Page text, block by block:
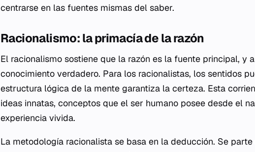
centrarse en las fuentes mismas del saber.
Racionalismo: la primacía de la razón
El racionalismo sostiene que la razón es la fuente principal, y
conocimiento verdadero. Para los racionalistas, los sentidos
estructura lógica de la mente garantiza la certeza. Esta
ideas innatas, conceptos que el ser humano posee desde el
experiencia vivida.
La metodología racionalista se basa en la deducción. Se